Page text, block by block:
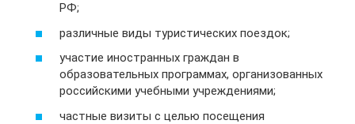
РФ;
различные виды туристических поездок;
участие иностранных граждан в
образовательных программах, организованных
российскими учебными учреждениями;
частные визиты с целью посещения